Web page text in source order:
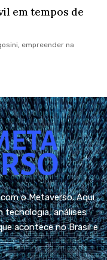
em tempos de
empreender na
o Metaverso. Aqui
tecnologia, análises
acontece no Brasil e